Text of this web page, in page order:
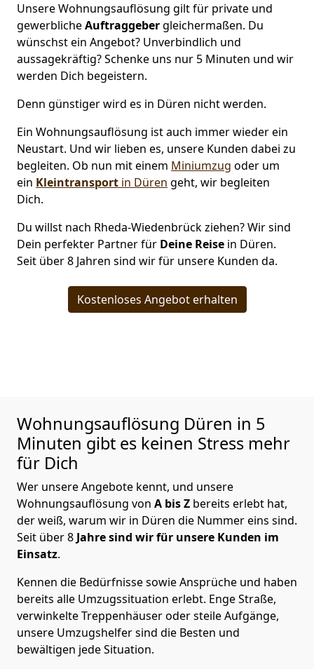
Unsere Wohnungsauflösung gilt für private und
gewerblicheAuftraggebergleichermaßen. Du
wünschst ein Angebot? Unverbindlich und
aussagekräftig? Schenke uns nur 5 Minuten und wir
werden Dich begeistern.
Denn günstiger wird es in Düren nicht werden.
Ein Wohnungsauflösung ist auch immer wieder ein
Neustart. Und wir lieben es, unsere Kunden dabei zu
begleiten. Ob nun mit einem Miniumzug oder um
ein Kleintransport in Düren geht, wir begleiten
Dich.
Du willst nach Rheda-Wiedenbrück ziehen? Wir sind
Dein perfekter Partner für Deine Reise in Düren.
Seit über 8 Jahren sind wir für unsere Kunden da.
Kostenloses Angebot erhalten
Wohnungsauflösung Düren in 5
Minuten gibt es keinen Stress mehr
für Dich
Wer unsere Angebote kennt, und unsere
Wohnungsauflösung von A bis Z bereits erlebt hat,
der weiß, warum wir in Düren die Nummer eins sind.
Seit über 8 Jahre sind wir für unsere Kunden im
Einsatz.
Kennen die Bedürfnisse sowie Ansprüche und haben
bereits alle Umzugssituation erlebt. Enge Straße,
verwinkelte Treppenhäuser oder steile Aufgänge,
unsere Umzugshelfer sind die Besten und
bewältigen jede Situation.